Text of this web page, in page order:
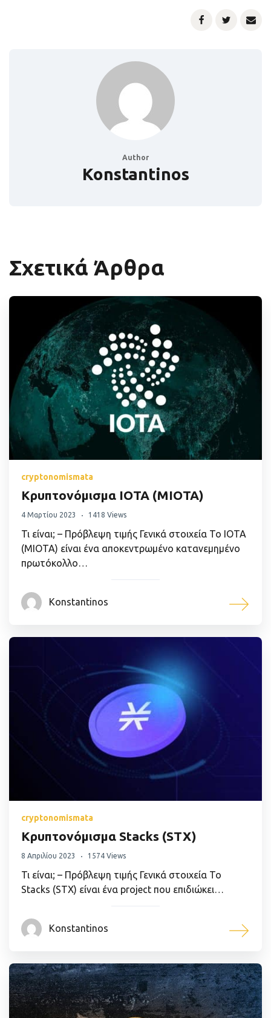
Author
Konstantinos
Σχετικά Άρθρα
cryptonomismata
Κρυπτονόμισμα IOTA (MIOTA)
4 Μαρτίου 2023 1418 Views
Τι είναι; – Πρόβλεψη τιμής Γενικά στοιχεία Το IOTA
(MIOTA) είναι ένα αποκεντρωμένο κατανεμημένο
πρωτόκολλο…
Konstantinos
cryptonomismata
Κρυπτονόμισμα Stacks (STX)
8 Απριλίου 2023 1574 Views
Τι είναι; – Πρόβλεψη τιμής Γενικά στοιχεία Το
Stacks (STX) είναι ένα project που επιδιώκει…
Konstantinos